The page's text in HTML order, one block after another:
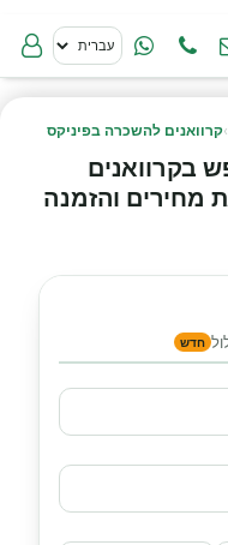
›קרוואנים להשכרה בפיניקס
בקרוואנים
מחירים והזמנה
חדש